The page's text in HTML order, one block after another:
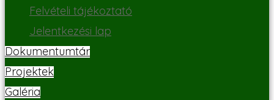
Felvételi tájékoztató
Jelentkezési lap
Dokumentumtár
Projektek
Galéria